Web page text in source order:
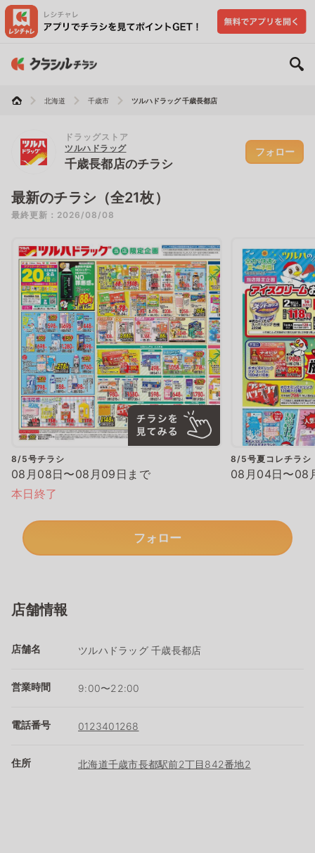
北海道 千歳市 ツルハドラッグ 千歳長都店
ドラッグストア
ツルハドラッグ
千歳長都店のチラシ
フォロー
最新のチラシ（全21枚）
最終更新：2026/08/08
8/5号チラシ
08月08日〜08月09日まで
本日終了
8/5号夏コレチラシ
08月04日〜08
フォロー
店舗情報
店舗名 ツルハドラッグ 千歳長都店
営業時間 9:00〜22:00
電話番号 0123401268
住所 北海道千歳市長都駅前2丁目842番地2